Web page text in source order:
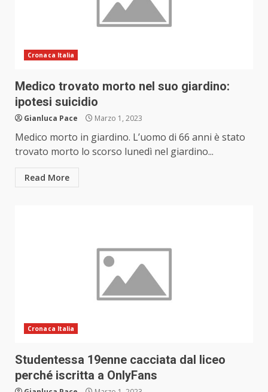
Cronaca Italia
Medico trovato morto nel suo giardino:
ipotesi suicidio
Gianluca Pace Marzo 1, 2023
Medico morto in giardino. L’uomo di 66 anni è stato
trovato morto lo scorso lunedì nel giardino...
Read More
Cronaca Italia
Studentessa 19enne cacciata dal liceo
perché iscritta a OnlyFans